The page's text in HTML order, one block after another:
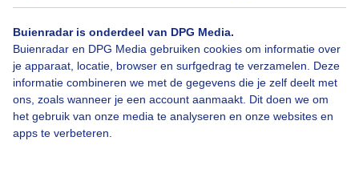
Buienradar is onderdeel van DPG Media.
Buienradar en DPG Media gebruiken cookies om informatie over
je apparaat, locatie, browser en surfgedrag te verzamelen. Deze
informatie combineren we met de gegevens die je zelf deelt met
ons, zoals wanneer je een account aanmaakt. Dit doen we om
het gebruik van onze media te analyseren en onze websites en
apps te verbeteren.
Bekijk slideshow